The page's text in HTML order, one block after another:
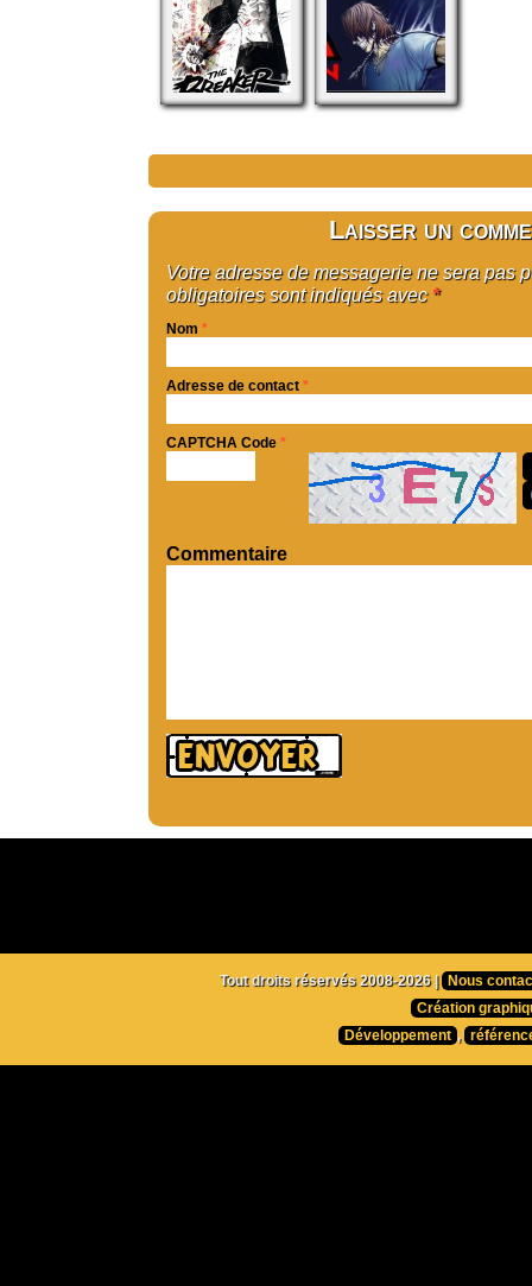
Laisser un
Votre adresse de messagerie ne sera pas
obligatoires sont indiqués avec *
Nom *
Adresse de contact *
CAPTCHA Code *
Commentaire
Tout droits réservés 2008-2026 |
Nous
Création
Développement ,